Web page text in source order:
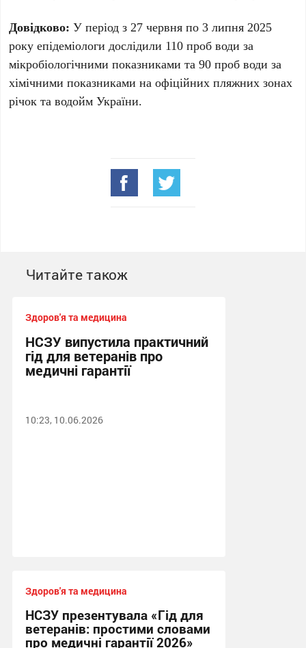
Довідково: У період з 27 червня по 3 липня 2025
року епідеміологи дослідили 110 проб води за
мікробіологічними показниками та 90 проб води за
хімічними показниками на офіційних пляжних зонах
річок та водойм України.
Читайте також
Здоров'я та медицина
НСЗУ випустила практичний
гід для ветеранів про
медичні гарантії
10:23, 10.06.2026
Здоров'я та медицина
НСЗУ презентувала «Гід для
ветеранів: простими словами
про медичні гарантії 2026»